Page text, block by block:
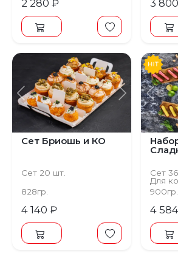
2 280 ₽ 3
Предыдущий
Сет Бриошь и КО
Сет 20 шт.
828гр.
4 140 ₽
Сет
Для
персон
900гр.
4